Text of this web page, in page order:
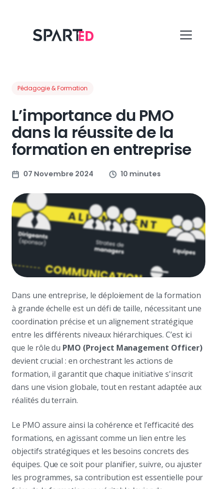
Pédagogie & Formation
L’importance du PMO
dans la réussite de la
formation en entreprise
07 Novembre 2024 10 minutes
Dans une entreprise, le déploiement de la formation
à grande échelle est un défi de taille, nécessitant une
coordination précise et un alignement stratégique
entre les différents niveaux hiérarchiques. C’est ici
que le rôle du PMO (Project Management Officer)
devient crucial : en orchestrant les actions de
formation, il garantit que chaque initiative s'inscrit
dans une vision globale, tout en restant adaptée aux
réalités du terrain.
Le PMO assure ainsi la cohérence et l’efficacité des
formations, en agissant comme un lien entre les
objectifs stratégiques et les besoins concrets des
équipes. Que ce soit pour planifier, suivre, ou ajuster
les programmes, sa contribution est essentielle pour